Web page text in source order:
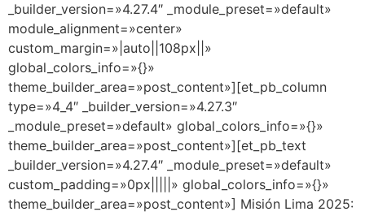
_builder_version=»4.27.4″ _module_preset=»default»
module_alignment=»center»
custom_margin=»|auto||108px||»
global_colors_info=»{}»
theme_builder_area=»post_content»][et_pb_column
type=»4_4″ _builder_version=»4.27.3″
_module_preset=»default» global_colors_info=»{}»
theme_builder_area=»post_content»][et_pb_text
_builder_version=»4.27.4″ _module_preset=»default»
custom_padding=»0px|||||» global_colors_info=»{}»
theme_builder_area=»post_content»] Misión Lima 2025: